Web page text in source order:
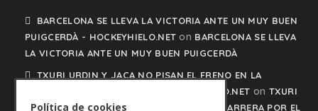
BARCELONA SE LLEVA LA VICTORIA ANTE UN MUY BUEN
PUIGCERDÀ - HOCKEYHIELO.NET on BARCELONA SE LLEVA
LA VICTORIA ANTE UN MUY BUEN PUIGCERDÀ
TXURI URDIN Y JACA NO PISAN EL FRENO EN LA
CARRERA POR EL LIDERATO - HOCKEYHIELO.NET on TXURI
URDIN Y JACA NO PISAN EL FRENO EN LA CARRERA POR EL
Política de cookies